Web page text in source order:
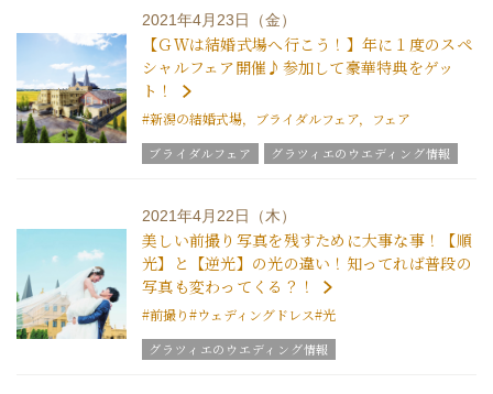
ウエディングスタッフｖｏｉｃｅ
グラツィエについて
2021年4月23日（金）
【ＧＷは結婚式場へ行こう！】年に１度のスペ
シャルフェア開催♪参加して豪華特典をゲッ
ト！
#新潟の結婚式場，ブライダルフェア，フェア
ブライダルフェア
グラツィエのウエディング情報
グラツィエについて
2021年4月22日（木）
美しい前撮り写真を残すために大事な事！【順
光】と【逆光】の光の違い！知ってれば普段の
写真も変わってくる？！
#前撮り#ウェディングドレス#光
グラツィエのウエディング情報